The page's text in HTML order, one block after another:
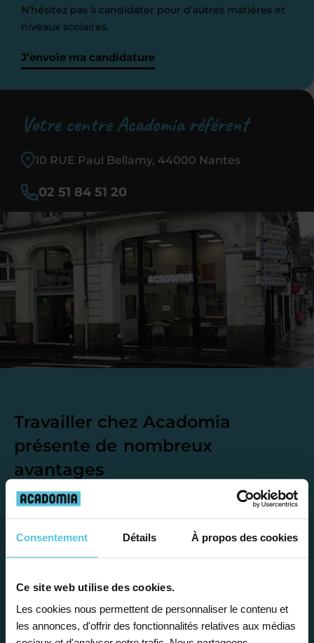
Consentement Détails À propos des cookies
Ce site web utilise des cookies.
Les cookies nous permettent de personnaliser le contenu et
les annonces, d'offrir des fonctionnalités relatives aux médias
N’hésitez pas à candidater pour d’autres matières et
niveaux scolaires.
J’envoie ma candidature
Votre centre Acadomia référent
10 RUE Paul Bellamy, 44000 Nantes
02 51 84 51 20
Travailler chez Acadomia
présente de nombreux
avantages
Afin de garantir le meilleur